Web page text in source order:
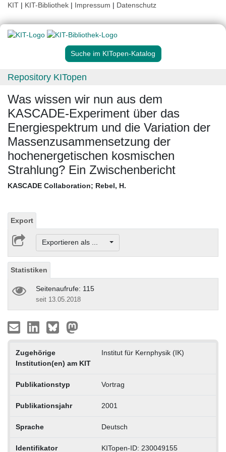
KIT | KIT-Bibliothek | Impressum | Datenschutz
Suche im KITopen-Katalog
Repository KITopen
Was wissen wir nun aus dem
KASCADE-Experiment über das
Energiespektrum und die Variation der
Massenzusammensetzung der
hochenergetischen kosmischen
Strahlung? Ein Zwischenbericht
KASCADE Collaboration; Rebel, H.
Export
Exportieren als ...
Statistiken
Seitenaufrufe: 115
seit 13.05.2018
Zugehörige
Institution(en) am KIT
Institut für Kernphysik (IK)
Publikationstyp Vortrag
Publikationsjahr 2001
Sprache Deutsch
Identifikator KITopen-ID: 230049155